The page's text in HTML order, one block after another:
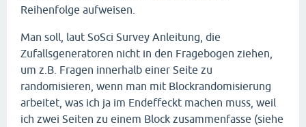
Reihenfolge aufweisen.
Man soll, laut SoSci Survey Anleitung, die
Zufallsgeneratoren nicht in den Fragebogen ziehen,
um z.B. Fragen innerhalb einer Seite zu
randomisieren, wenn man mit Blockrandomisierung
arbeitet, was ich ja im Endeffeckt machen muss, weil
ich zwei Seiten zu einem Block zusammenfasse (siehe